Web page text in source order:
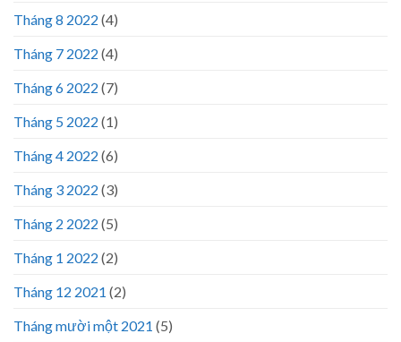
Tháng 8 2022 (4)
Tháng 7 2022 (4)
Tháng 6 2022 (7)
Tháng 5 2022 (1)
Tháng 4 2022 (6)
Tháng 3 2022 (3)
Tháng 2 2022 (5)
Tháng 1 2022 (2)
Tháng 12 2021 (2)
Tháng mười một 2021 (5)